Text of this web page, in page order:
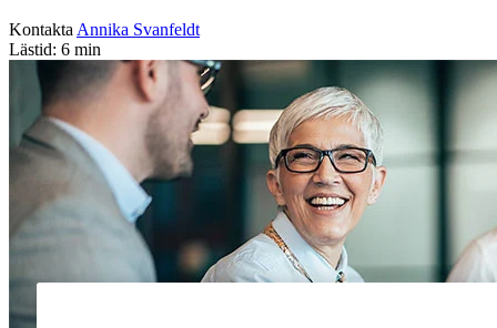
Kontakta Annika Svanfeldt
Lästid: 6 min